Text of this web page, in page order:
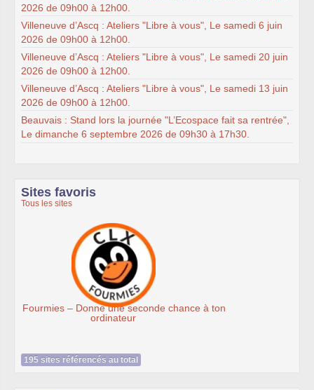
2026 de 09h00 à 12h00.
Villeneuve d’Ascq : Ateliers "Libre à vous", Le samedi 6 juin
2026 de 09h00 à 12h00.
Villeneuve d’Ascq : Ateliers "Libre à vous", Le samedi 20 juin
2026 de 09h00 à 12h00.
Villeneuve d’Ascq : Ateliers "Libre à vous", Le samedi 13 juin
2026 de 09h00 à 12h00.
Beauvais : Stand lors la journée "L’Ecospace fait sa rentrée",
Le dimanche 6 septembre 2026 de 09h30 à 17h30.
Sites favoris
Tous les sites
Association Éthiciel
195 sites référencés au total